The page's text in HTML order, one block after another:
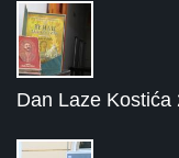
Dan Laze Kostića